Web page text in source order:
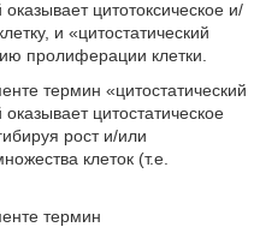
оказывает цитотоксическое и/
и «цитостатический
пролиферации клетки.
термин «цитостатический
цитостатическое
рост и/или
клеток (т.е.
термин